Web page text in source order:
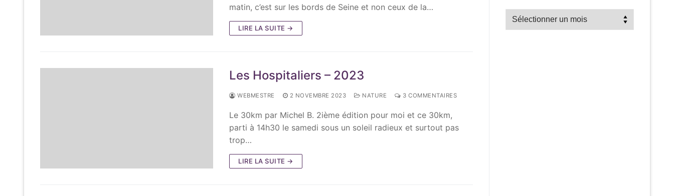
matin, c’est sur les bords de Seine et non ceux de la…
LIRE LA SUITE →
Les Hospitaliers – 2023
WEBMESTRE 2 NOVEMBRE 2023 NATURE 3 COMMENTAIRES
Le 30km par Michel B. 2ième édition pour moi et ce 30km,
parti à 14h30 le samedi sous un soleil radieux et surtout pas
trop…
LIRE LA SUITE →
Recherche